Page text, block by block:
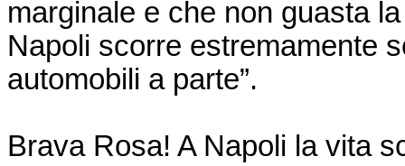
marginale e che non guasta
Napoli scorre estremamente
automobili a parte”.
Brava Rosa! A Napoli la vita